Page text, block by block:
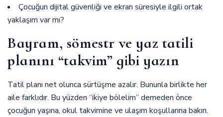
Çocuğun dijital güvenliği ve ekran süresiyle ilgili ortak
yaklaşım var mı?
Bayram, sömestr ve yaz tatili
planını “takvim” gibi yazın
Tatil planı net olunca sürtüşme azalır. Bununla birlikte her
aile farklıdır. Bu yüzden “ikiye bölelim” demeden önce
çocuğun yaşına, okul takvimine ve ulaşım koşullarına bakın.